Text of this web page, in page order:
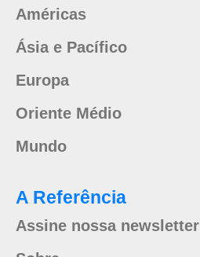
Américas
Ásia e Pacífico
Europa
Oriente Médio
Mundo
A Referência
Assine nossa newsletter